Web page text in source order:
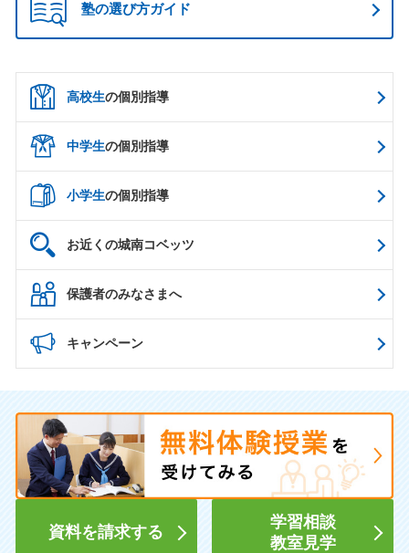
塾の選び方ガイド
高校生の個別指導
中学生の個別指導
小学生の個別指導
お近くの城南コベッツ
保護者のみなさまへ
キャンペーン
資料を請求する
学習相談
教室見学